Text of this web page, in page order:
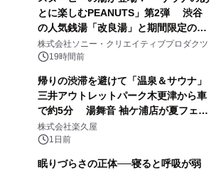
とに楽しむPEANUTS」第2弾 渋谷
の人気銭湯「改良湯」と期間限定のコ
ラボレーション サウナイキタイコラ
ボグッズも発売決定！
株式会社ソニー・クリエイティブプロダクツ
19時間前
帰りの渋滞を避けて「温泉＆サウナ」
三井アウトレットパーク木更津から車
で約5分 湯舞音 袖ケ浦店が夏フェア
メニューを提供
株式会社楽久屋
1日前
眠りづらさの正体──寝ると呼吸が弱